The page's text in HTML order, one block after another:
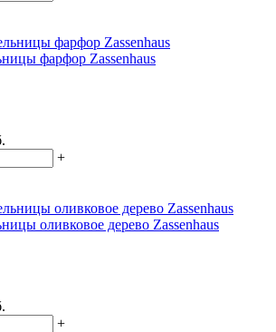
фарфор Zassenhaus
+
оливковое дерево Zassenhaus
+